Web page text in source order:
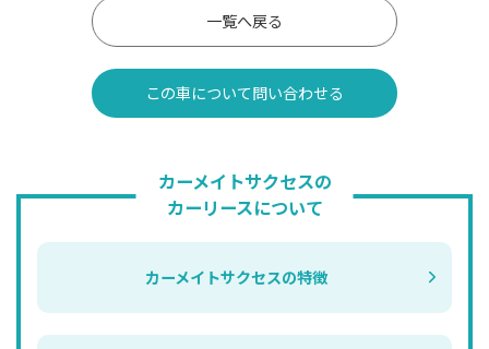
一覧へ戻る
この車について問い合わせる
カーメイトサクセスの
カーリースについて
カーメイトサクセスの特徴